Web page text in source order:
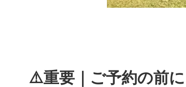
⚠️重要｜ご予約の前に